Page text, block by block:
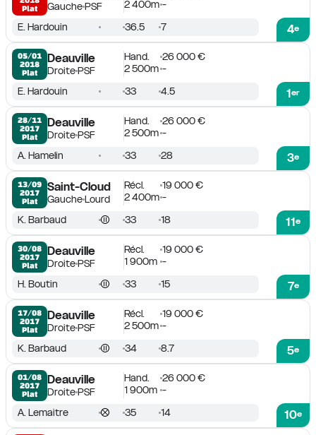
Plat
GauchePSF
2 400m -
4e
E. Hardouin 36.5 7
05/01
2018
Plat
Deauville
DroitePSF
Hand.
26 000 €
2 500m -
1er
E. Hardouin 33 4.5
28/11
2017
Plat
Deauville
DroitePSF
Hand.
26 000 €
2 500m -
3e
A. Hamelin 33 28
13/09
2017
Plat
Saint-Cloud
GaucheLourd
Récl.
19 000 €
2 400m -
11e
K. Barbaud 33 18
30/08
2017
Plat
Deauville
DroitePSF
Récl.
19 000 €
1 900m -
7e
H. Boutin 33 15
17/08
2017
Plat
Deauville
DroitePSF
Récl.
19 000 €
2 500m -
5e
K. Barbaud 34 8.7
01/08
2017
Plat
Deauville
DroitePSF
Hand.
26 000 €
1 900m -
10e
A. Lemaitre 35 14